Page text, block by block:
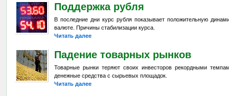
Поддержка рубля
В последние дни курс рубля показывает положительную
валюте. Причины стабилизации курса.
Читать далее
Падение товарных рынков
Товарные рынки теряют своих инвесторов рекордными
денежные средства с сырьевых площадок.
Читать далее